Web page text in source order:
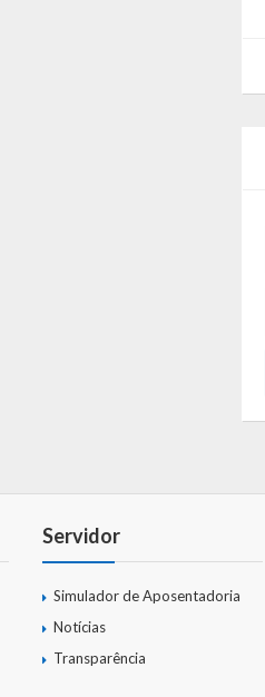
Servidor
Simulador de Aposentadoria
Notícias
Transparência